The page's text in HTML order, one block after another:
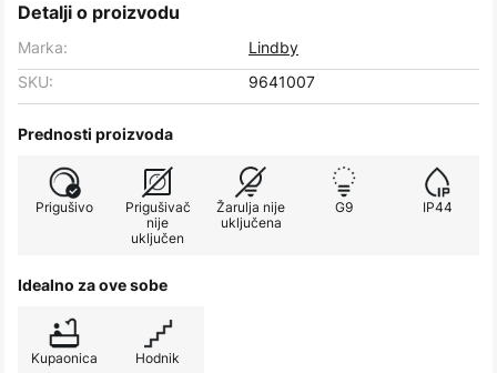
Detalji o proizvodu
Marka:
Lindby
SKU:
9641007
Prednosti proizvoda
Prigušivo
Prigušivač
nije
uključen
Žarulja nije
uključena
G9 IP44
Idealno za ove sobe
Kupaonica Hodnik